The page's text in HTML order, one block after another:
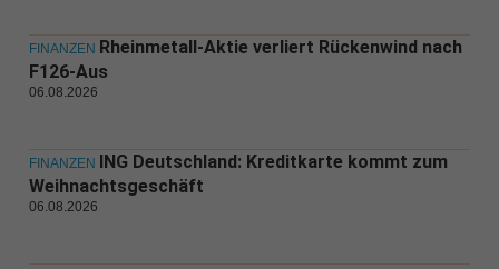
FINANZEN Rheinmetall-Aktie verliert Rückenwind nach
F126-Aus
06.08.2026
FINANZEN ING Deutschland: Kreditkarte kommt zum
Weihnachtsgeschäft
06.08.2026